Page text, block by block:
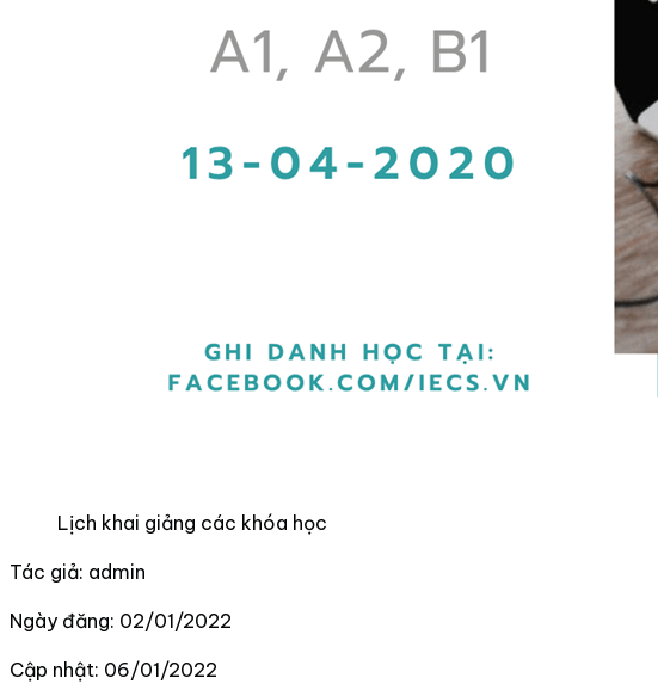
Lịch khai giảng các khóa học
Tác giả: admin
Ngày đăng: 02/01/2022
Cập nhật: 06/01/2022